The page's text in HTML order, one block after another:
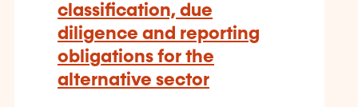
classification, due
diligence and reporting
obligations for the
alternative sector